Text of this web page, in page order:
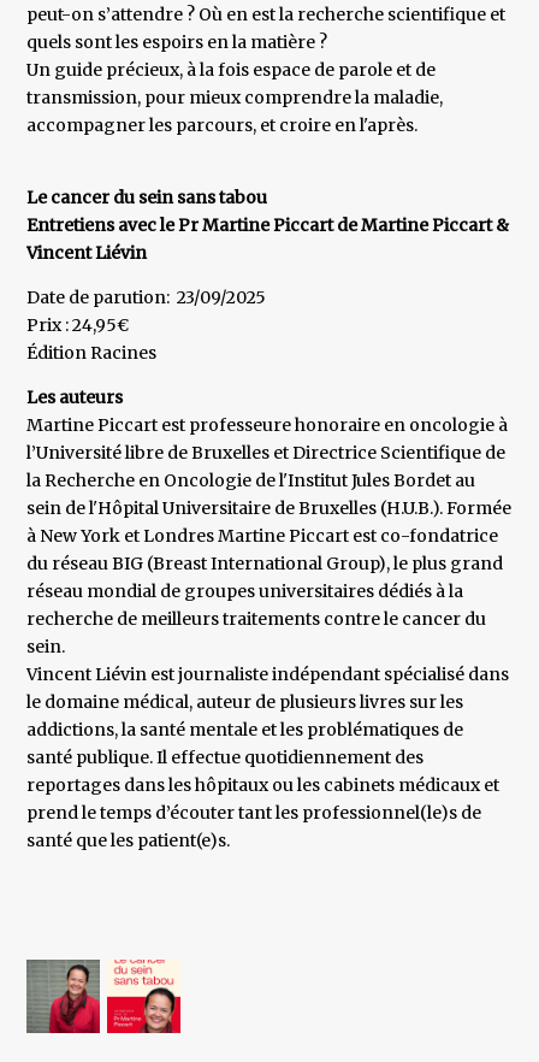
peut-on s’attendre ? Où en est la recherche scientifique et
quels sont les espoirs en la matière ?
Un guide précieux, à la fois espace de parole et de
transmission, pour mieux comprendre la maladie,
accompagner les parcours, et croire en l'après.
Le cancer du sein sans tabou
Entretiens avec le Pr Martine Piccart de Martine Piccart &
Vincent Liévin
Date de parution: 23/09/2025
Prix : 24,95€
Édition Racines
Les auteurs
Martine Piccart est professeure honoraire en oncologie à
l’Université libre de Bruxelles et Directrice Scientifique de
la Recherche en Oncologie de l'Institut Jules Bordet au
sein de l'Hôpital Universitaire de Bruxelles (H.U.B.). Formée
à New York et Londres Martine Piccart est co-fondatrice
du réseau BIG (Breast International Group), le plus grand
réseau mondial de groupes universitaires dédiés à la
recherche de meilleurs traitements contre le cancer du
sein.
Vincent Liévin est journaliste indépendant spécialisé dans
le domaine médical, auteur de plusieurs livres sur les
addictions, la santé mentale et les problématiques de
santé publique. Il effectue quotidiennement des
reportages dans les hôpitaux ou les cabinets médicaux et
prend le temps d’écouter tant les professionnel(le)s de
santé que les patient(e)s.